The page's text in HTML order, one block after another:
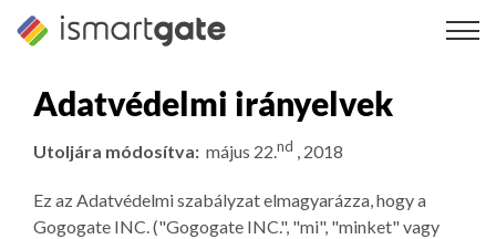
Ugrás
Adatvédelmi irányelvek
Utoljára módosítva: május 22.nd , 2018
Ez az Adatvédelmi szabályzat elmagyarázza, hogy a
Gogogate INC. ("Gogogate INC.", "mi", "minket" vagy